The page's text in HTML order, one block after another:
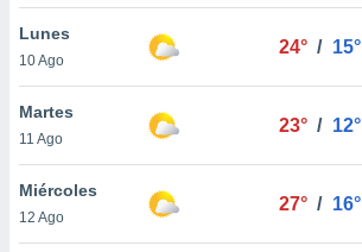
cookies
aceptar
Lunes
10 Ago
24° / 15°
Martes
11 Ago
23° / 12°
Miércoles
12 Ago
27° / 16°